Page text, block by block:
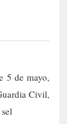
5 de mayo,
Civil,